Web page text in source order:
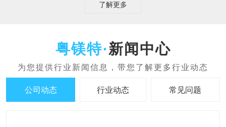
了解更多
新闻中心
公司动态 行业动态 常见问题